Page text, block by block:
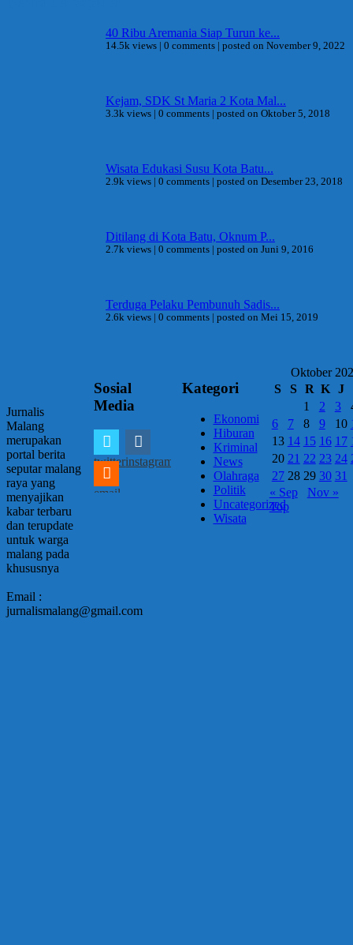
40 Ribu Aremania Siap Turun ke...
14.5k views | 0 comments | posted on November 9, 2022
Kejam, SDK St Maria 2 Kota Mal...
3.3k views | 0 comments | posted on Oktober 5, 2018
Wisata Edukasi Susu Kota Batu...
2.9k views | 0 comments | posted on Desember 23, 2018
Ditilang di Kota Batu, Oknum P...
2.7k views | 0 comments | posted on Juni 9, 2016
Terduga Pelaku Pembunuh Sadis...
2.6k views | 0 comments | posted on Mei 15, 2019
Jurnalis
Malang
merupakan
portal berita
seputar malang
raya yang
menyajikan
kabar terbaru
dan terupdate
untuk warga
malang pada
khususnya
Email :
jurnalismalang@gmail.com
Sosial
Media
twitterinstagram
email
Kategori
Ekonomi
Hiburan
Kriminal
News
Olahraga
Politik
Uncategorized
Wisata
Oktober
S
S R K
J
1
2 3
6
7 8 9 10
13 14 15 16 17
20 21 22 23 24
27 28 29 30 31
« Sep
Nov »
Top